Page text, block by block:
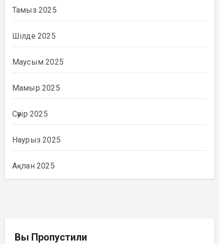
Тамыз 2025
Шілде 2025
Маусым 2025
Мамыр 2025
Сәуір 2025
Наурыз 2025
Ақпан 2025
Вы Пропустили